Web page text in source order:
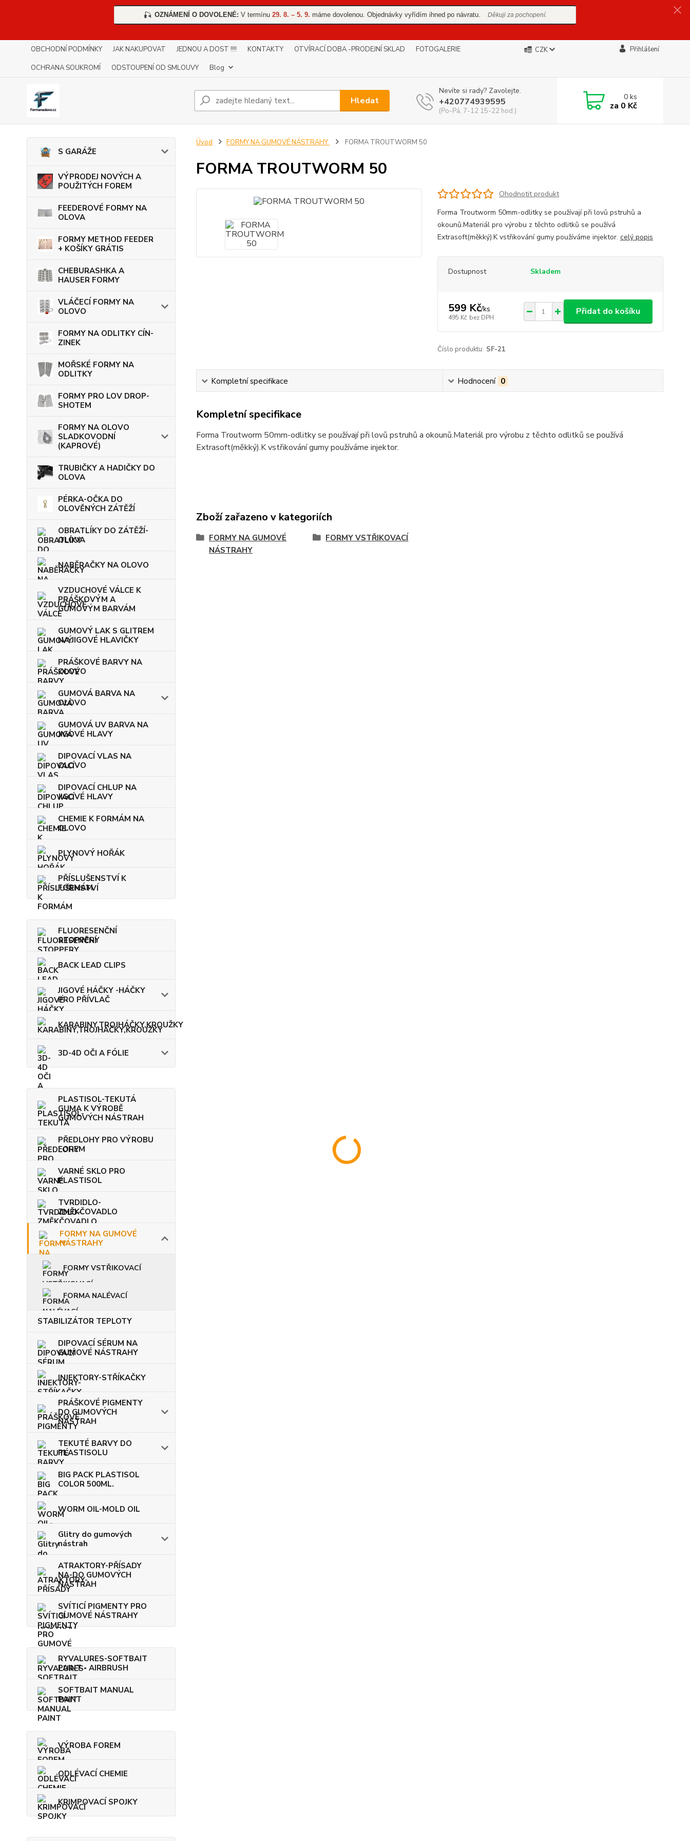
🎣 OZNÁMENÍ O DOVOLENÉ: V termínu 29. 8. – 5. 9. máme dovolenou. Objednávky vyřídím ihned po návratu. Děkuji za pochopení.
OBCHODNÍ PODMÍNKY JAK NAKUPOVAT JEDNOU A DOST !!!! KONTAKTY OTVÍRACÍ DOBA -PRODEJNÍ SKLAD
FOTOGALERIE
OCHRANA SOUKROMÍ
ODSTOUPENÍ OD SMLOUVY Blog
CZK Přihlášení
Hledat
Nevíte si rady? Zavolejte.
+420774939595
(Po-Pá, 7-12 15-22 hod.)
0ks
za 0 Kč
S GARÁŽE
VÝPRODEJ NOVÝCH A
POUŽITÝCH FOREM
FEEDEROVÉ FORMY NA
OLOVA
FORMY METHOD FEEDER
+ KOŠÍKY GRÁTIS
CHEBURASHKA A
HAUSER FORMY
VLÁČECÍ FORMY NA
OLOVO
FORMY NA ODLITKY CÍN-
ZINEK
MOŘSKÉ FORMY NA
ODLITKY
FORMY PRO LOV DROP-
SHOTEM
FORMY NA OLOVO
SLADKOVODNÍ
(KAPROVÉ)
TRUBIČKY A HADIČKY DO
OLOVA
PÉRKA-OČKA DO
OLOVĚNÝCH ZÁTĚŽÍ
OBRATLÍKY DO ZÁTĚŽÍ-
OLOVA
NABĚRAČKY NA OLOVO
VZDUCHOVÉ VÁLCE K
PRÁŠKOVÝM A
GUMOVÝM BARVÁM
GUMOVÝ LAK S GLITREM
NA JIGOVÉ HLAVIČKY
PRÁŠKOVÉ BARVY NA
OLOVO
GUMOVÁ BARVA NA
OLOVO
GUMOVÁ UV BARVA NA
JIGOVÉ HLAVY
DIPOVACÍ VLAS NA
OLOVO
DIPOVACÍ CHLUP NA
JIGOVÉ HLAVY
CHEMIE K FORMÁM NA
OLOVO
PLYNOVÝ HOŘÁK
PŘÍSLUŠENSTVÍ K
FORMÁM
FLUORESENČNÍ
STOPPERY
BACK LEAD CLIPS
JIGOVÉ HÁČKY -HÁČKY
PRO PŘÍVLAČ
KARABINY,TROJHÁČKY,KROUŽKY
3D-4D OČI A FÓLIE
PLASTISOL-TEKUTÁ
GUMA K VÝROBĚ
GUMOVÝCH NÁSTRAH
PŘEDLOHY PRO VÝROBU
FOREM
VARNÉ SKLO PRO
PLASTISOL
TVRDIDLO-
ZMĚKČOVADLO
FORMY NA GUMOVÉ
NÁSTRAHY
FORMY VSTŘIKOVACÍ
FORMA NALÉVACÍ
STABILIZÁTOR TEPLOTY
DIPOVACÍ SÉRUM NA
GUMOVÉ NÁSTRAHY
INJEKTORY-STŘÍKAČKY
PRÁŠKOVÉ PIGMENTY
DO GUMOVÝCH
NÁSTRAH
TEKUTÉ BARVY DO
PLASTISOLU
BIG PACK PLASTISOL
COLOR 500ML.
WORM OIL-MOLD OIL
Glitry do gumových
nástrah
ATRAKTORY-PŘÍSADY
NA-DO GUMOVÝCH
NÁSTRAH
SVÍTICÍ PIGMENTY PRO
GUMOVÉ NÁSTRAHY
RYVALURES-SOFTBAIT
PAINT - AIRBRUSH
SOFTBAIT MANUAL
PAINT
VÝROBA FOREM
ODLÉVACÍ CHEMIE
KRIMPOVACÍ SPOJKY
Úvod FORMY NA GUMOVÉ NÁSTRAHY FORMA TROUTWORM 50
FORMA TROUTWORM 50
Ohodnotit produkt
Forma Troutworm 50mm-odlitky se používají při lovů pstruhů a
okounů.Materiál pro výrobu z těchto odlitků se používá
Extrasoft(měkký).K vstřikování gumy používáme injektor. celý popis
Dostupnost Skladem
599 Kč/ks
495 Kč bez DPH
Přidat do košíku
Číslo produktu: SF-21
Kompletní specifikace Hodnocení 0
Kompletní specifikace
Forma Troutworm 50mm-odlitky se používají při lovů pstruhů a okounů.Materiál pro výrobu z těchto odlitků se používá
Extrasoft(měkký).K vstřikování gumy používáme injektor.
Zboží zařazeno v kategoriích
FORMY NA GUMOVÉ
NÁSTRAHY
FORMY VSTŘIKOVACÍ